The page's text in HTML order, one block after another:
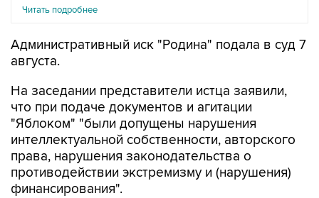
Читать подробнее
Административный иск "Родина" подала в суд 7
августа.
На заседании представители истца заявили,
что при подаче документов и агитации
"Яблоком" "были допущены нарушения
интеллектуальной собственности, авторского
права, нарушения законодательства о
противодействии экстремизму и (нарушения)
финансирования".